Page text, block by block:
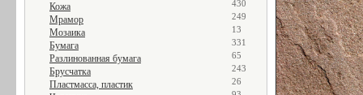
Кожа 430
Мрамор 249
Мозаика 13
Бумага 331
Разлинованная бумага 65
Брусчатка 243
Пластмасса, пластик 26